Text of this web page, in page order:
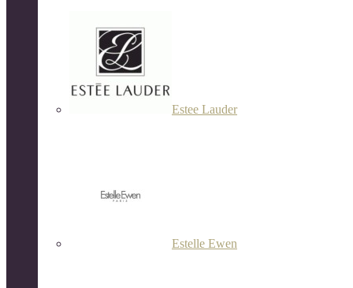
Estee Lauder
Estelle Ewen